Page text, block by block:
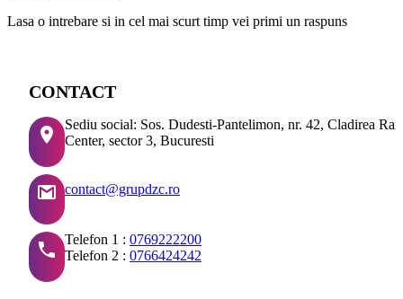
Lasa o intrebare si in cel mai scurt timp vei primi un raspuns
CONTACT
Sediu social: Sos. Dudesti-Pantelimon, nr. 42, Cladirea
Center, sector 3, Bucuresti
contact@grupdzc.ro
Telefon 1 : 0769222200
Telefon 2 : 0766424242